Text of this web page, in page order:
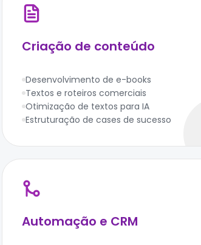
Criação de conteúdo
Desenvolvimento de e-books
Textos e roteiros comerciais
Otimização de textos para IA
Estruturação de cases de sucesso
Automação e CRM